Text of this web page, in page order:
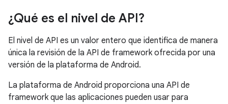
¿Qué es el nivel de API?
El nivel de API es un valor entero que identifica de manera
única la revisión de la API de framework ofrecida por una
versión de la plataforma de Android.
La plataforma de Android proporciona una API de
framework que las aplicaciones pueden usar para